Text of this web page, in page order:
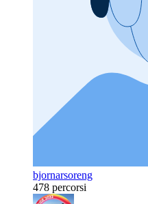
bjornarsoreng
478 percorsi